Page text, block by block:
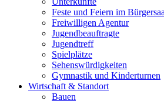
Feste und Feiern im
Freiwilligen Agentur
Jugendbeauftragte
Jugendtreff
Spielplätze
Sehenswürdigkeiten
Gymnastik und Kinderturnen
Wirtschaft & Standort
Bauen